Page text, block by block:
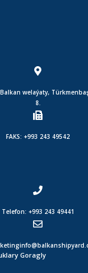
welaýaty,
8.
FAKS: +993 243 49542
Telefon: +993 243 49441
Goragly